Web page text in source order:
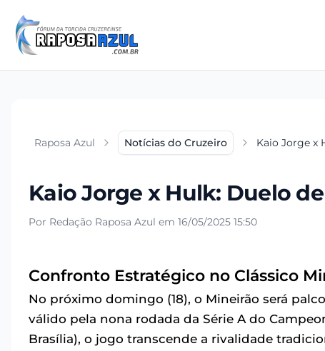
Raposa Azul Notícias do Cruzeiro Kaio Jorge x
Kaio Jorge x Hulk: Duelo
Por Redação Raposa Azul em 16/05/2025 15:50
Confronto Estratégico no Clássico
No próximo domingo (18), o Mineirão será
válido pela nona rodada da Série A do
Brasília), o jogo transcende a rivalidade